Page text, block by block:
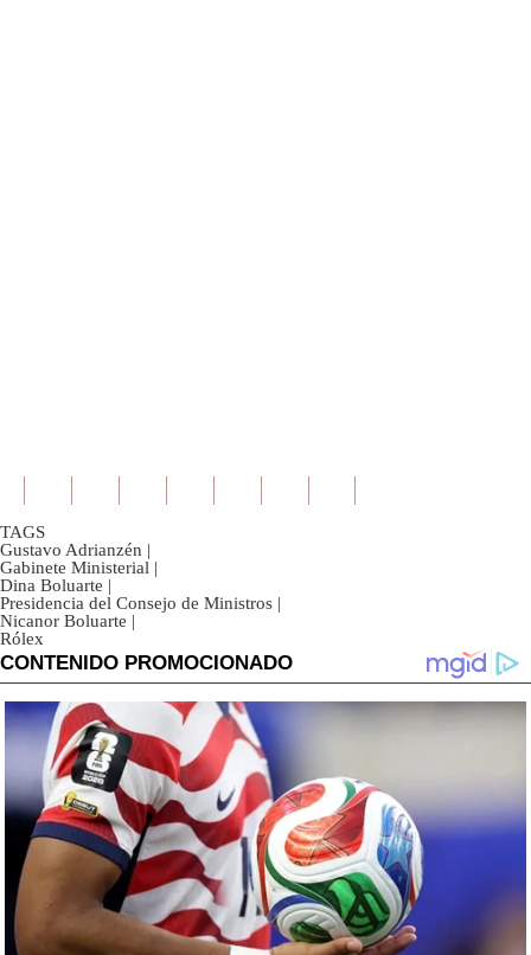
TAGS
Gustavo Adrianzén |
Gabinete Ministerial |
Dina Boluarte |
Presidencia del Consejo de Ministros |
Nicanor Boluarte |
Rólex